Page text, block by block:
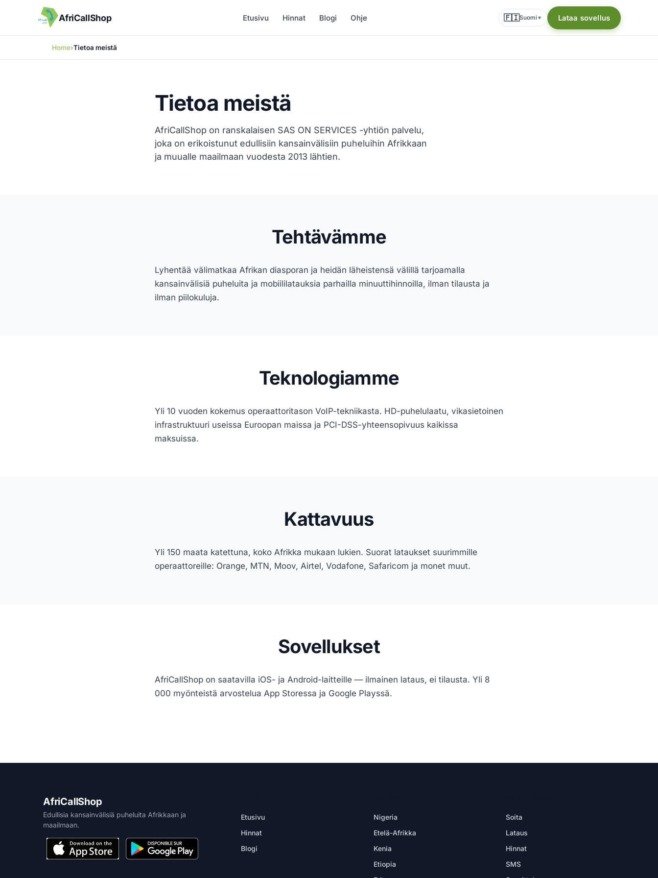
AfriCallShop Etusivu Hinnat Blogi Ohje 🇫🇮Suomi ▾ Lataa sovellus
Home Tietoa meistä
Tietoa meistä
AfriCallShop on ranskalaisen SAS ON SERVICES -yhtiön palvelu,
joka on erikoistunut edullisiin kansainvälisiin puheluihin Afrikkaan
ja muualle maailmaan vuodesta 2013 lähtien.
Tehtävämme
Lyhentää välimatkaa Afrikan diasporan ja heidän läheistensä välillä tarjoamalla
kansainvälisiä puheluita ja mobiililatauksia parhailla minuuttihinnoilla, ilman tilausta ja
ilman piilokuluja.
Teknologiamme
Yli 10 vuoden kokemus operaattoritason VoIP-tekniikasta. HD-puhelulaatu, vikasietoinen
infrastruktuuri useissa Euroopan maissa ja PCI-DSS-yhteensopivuus kaikissa
maksuissa.
Kattavuus
Yli 150 maata katettuna, koko Afrikka mukaan lukien. Suorat lataukset suurimmille
operaattoreille: Orange, MTN, Moov, Airtel, Vodafone, Safaricom ja monet muut.
Sovellukset
AfriCallShop on saatavilla iOS- ja Android-laitteille — ilmainen lataus, ei tilausta. Yli 8
000 myönteistä arvostelua App Storessa ja Google Playssä.
AfriCallShop
Edullisia kansainvälisiä puheluita Afrikkaan ja
maailmaan.
Etusivu
Hinnat
Blogi
Nigeria
Etelä-Afrikka
Kenia
Etiopia
Soita
Lataus
Hinnat
SMS